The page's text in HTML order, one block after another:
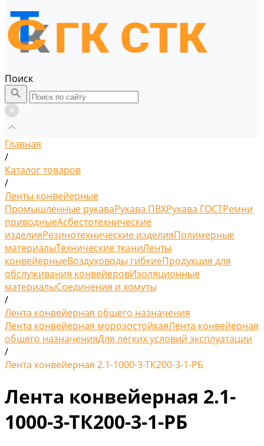
Поиск
Главная
/
Каталог товаров
/
Ленты конвейерные
Промышленные рукаваРукава ПВХРукава ГОСТРемни
приводныеАсбестотехнические
изделияРезинотехнические изделияПолимерные
материалыТехнические тканиЛенты
конвейерныеВоздуховоды гибкиеПродукция для
обслуживания конвейеровИзоляционные
материалыСоединения и хомуты
/
Лента конвейерная общего назначения
Лента конвейерная морозостойкаяЛента конвейерная
общего назначенияДля легких условий эксплуатации
/
Лента конвейерная 2.1-1000-3-ТК200-3-1-РБ
Лента конвейерная 2.1-
1000-3-ТК200-3-1-РБ